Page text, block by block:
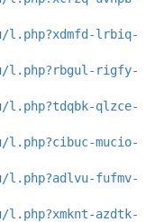
l.php?xdmfd-lrbiq-
l.php?rbgul-rigfy-
qlzce-
mucio-
fufmv-
azdtk-